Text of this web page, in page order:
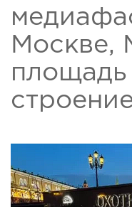
Москве,
площадь